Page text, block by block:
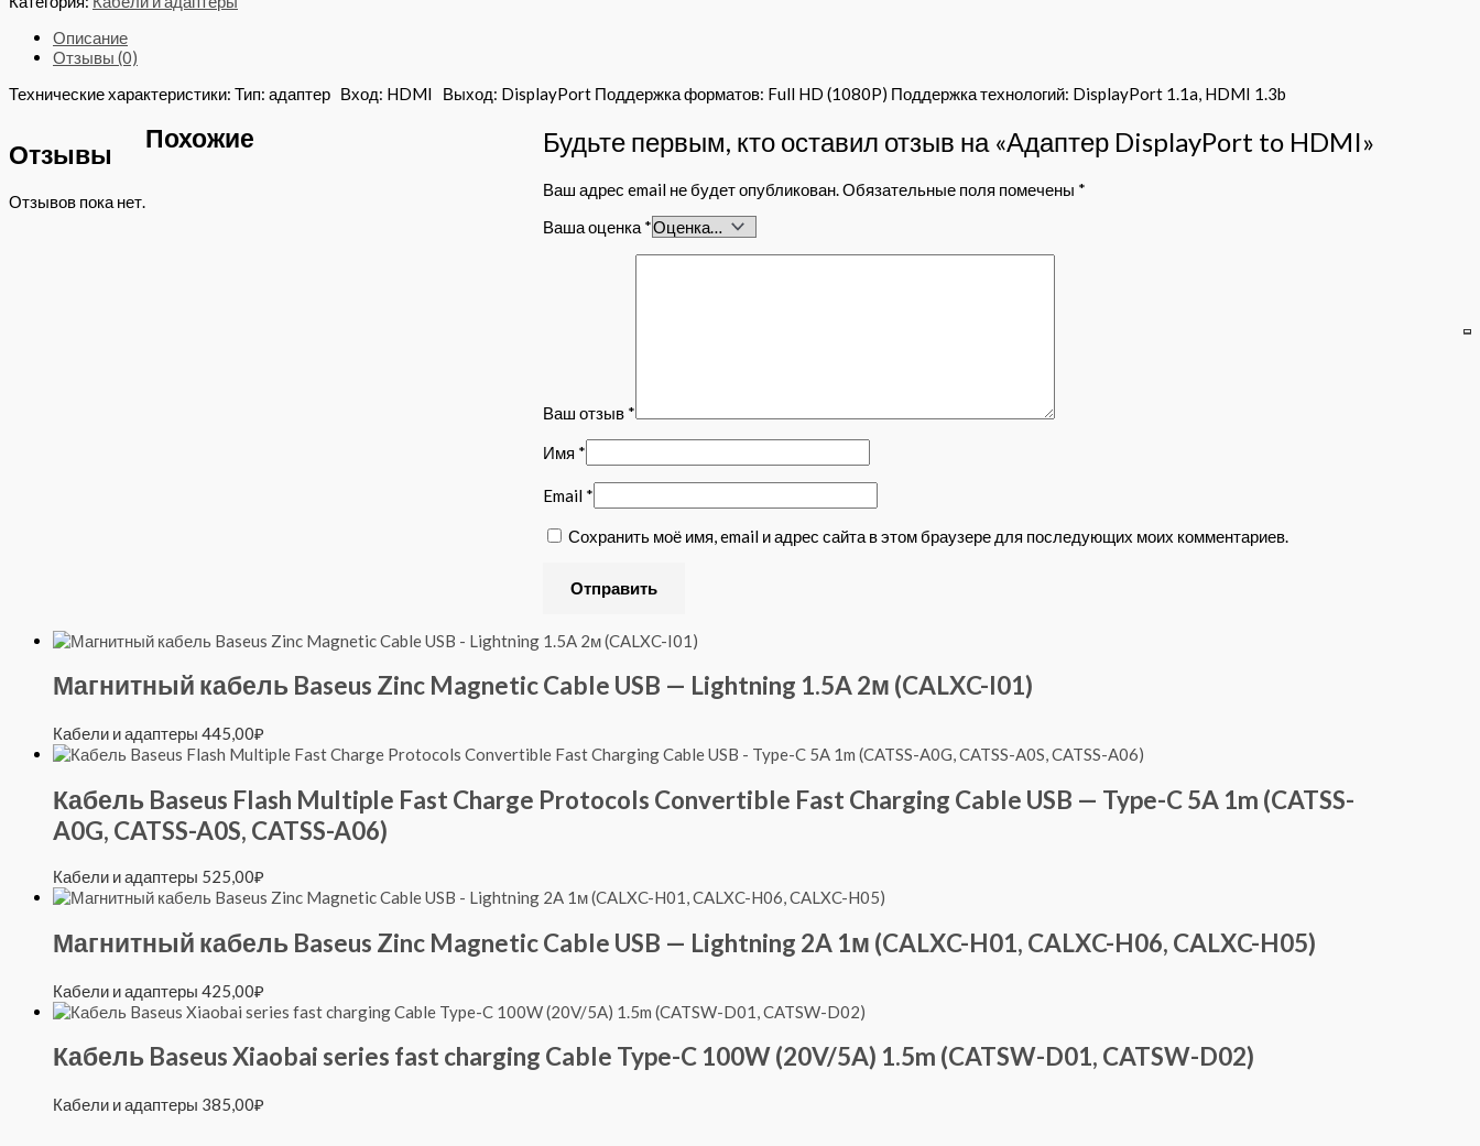
Описание
Отзывы (0)
Технические характеристики: Тип: адаптер Вход: HDMI Выход: DisplayPort Поддержка форматов: Full HD (1080P) Поддержка технологий: DisplayPort 1.1a, HDMI 1.3b
Отзывы
Отзывов пока нет.
Будьте первым, кто оставил отзыв на «Адаптер DisplayPort to HDMI»
Ваш адрес email не будет опубликован.Обязательные поля помечены *
Ваша оценка *
Ваш отзыв *
Имя *
Email *
Сохранить моё имя, email и адрес сайта в этом браузере для последующих моих комментариев.
Похожие
Магнитный кабель Baseus Zinc Magnetic Cable USB — Lightning 1.5A 2м (CALXC-I01)
Кабели и адаптеры 445,00₽
Кабель Baseus Flash Multiple Fast Charge Protocols Convertible Fast Charging Cable USB — Type-C 5A 1m (CATSS-
A0G, CATSS-A0S, CATSS-A06)
Кабели и адаптеры 525,00₽
Магнитный кабель Baseus Zinc Magnetic Cable USB — Lightning 2A 1м (CALXC-H01, CALXC-H06, CALXC-H05)
Кабели и адаптеры 425,00₽
Кабель Baseus Xiaobai series fast charging Cable Type-C 100W (20V/5A) 1.5m (CATSW-D01, CATSW-D02)
Кабели и адаптеры 385,00₽